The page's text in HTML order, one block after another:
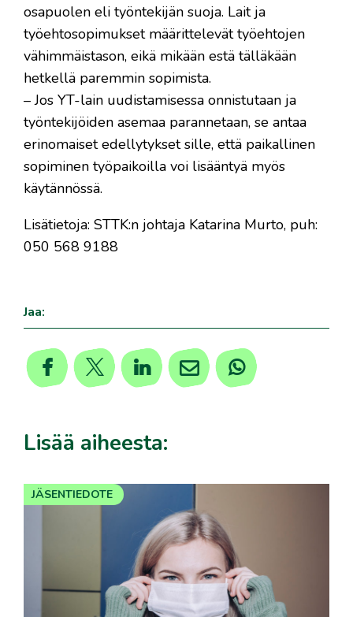
osapuolen eli työntekijän suoja. Lait ja
työehtosopimukset määrittelevät työehtojen
vähimmäistason, eikä mikään estä tälläkään
hetkellä paremmin sopimista.
– Jos YT-lain uudistamisessa onnistutaan ja
työntekijöiden asemaa parannetaan, se antaa
erinomaiset edellytykset sille, että paikallinen
sopiminen työpaikoilla voi lisääntyä myös
käytännössä.
Lisätietoja: STTK:n johtaja Katarina Murto, puh:
050 568 9188
Jaa:
Lisää aiheesta:
JÄSENTIEDOTE